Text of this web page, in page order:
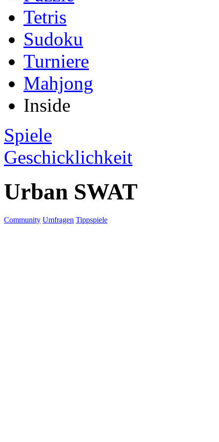
Tetris
Sudoku
Turniere
Mahjong
Inside
Spiele
Geschicklichkeit
Urban SWAT
Community Umfragen Tippspiele